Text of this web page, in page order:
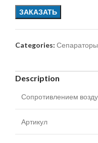
ЗАКАЗАТЬ
Categories: Сепараторы
Description
Сопротивлением
Артикул